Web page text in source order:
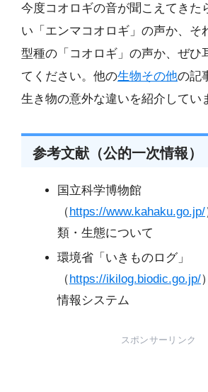
今度コオロギの音が聞こえてきた
い「エンマコオロギ」の声か、そ
型種の「コオロギ」の声か、ぜひ
てください。他の生物その他の記
生き物の意外な違いを紹介してい
参考文献（公的一次情報）
国立科学博物館
（https://www.kahaku.go.jp/
類・生態について
環境省「いきものログ」
（https://ikilog.biodic.go.jp/
情報システム
スポンサーリンク